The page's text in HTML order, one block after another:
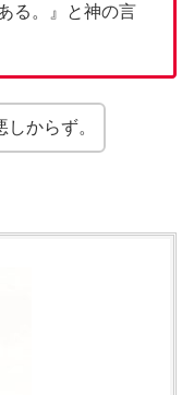
る。』と神の言
からず。